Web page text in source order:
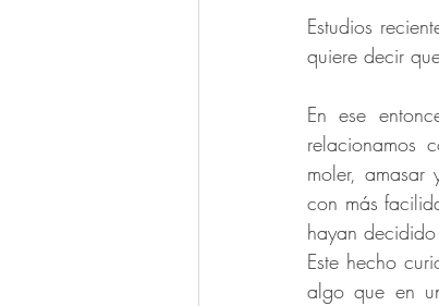
Estudios
quiere decir
En ese
relacionamos
moler, amasar
con más
hayan decidido
Este hecho
algo que en